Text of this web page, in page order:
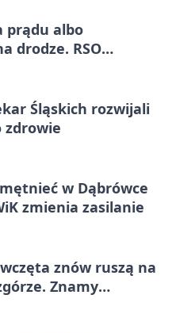
prądu albo
drodze. RSO
Śląskich rozwijali
zdrowie
w Dąbrówce
zmienia zasilanie
znów ruszą na
Znamy